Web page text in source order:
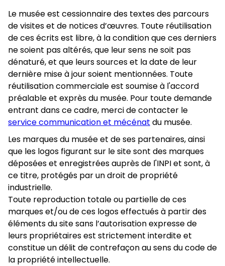
Le musée est cessionnaire des textes des parcours
de visites et de notices d’œuvres. Toute réutilisation
de ces écrits est libre, à la condition que ces derniers
ne soient pas altérés, que leur sens ne soit pas
dénaturé, et que leurs sources et la date de leur
dernière mise à jour soient mentionnées. Toute
réutilisation commerciale est soumise à l'accord
préalable et exprès du musée. Pour toute demande
entrant dans ce cadre, merci de contacter le
service communication et mécénat du musée.
Les marques du musée et de ses partenaires, ainsi
que les logos figurant sur le site sont des marques
déposées et enregistrées auprès de l'INPI et sont, à
ce titre, protégés par un droit de propriété
industrielle.
Toute reproduction totale ou partielle de ces
marques et/ou de ces logos effectués à partir des
éléments du site sans l’autorisation expresse de
leurs propriétaires est strictement interdite et
constitue un délit de contrefaçon au sens du code de
la propriété intellectuelle.